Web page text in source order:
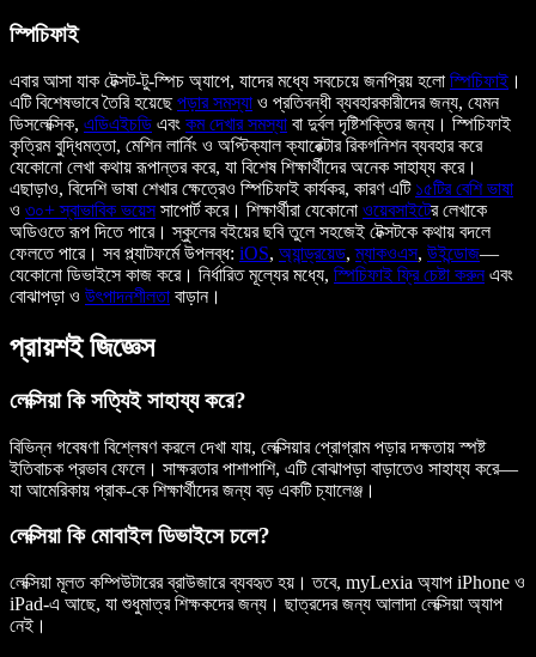
স্পিচিফাই
এবার আসা যাক টেক্সট-টু-স্পিচ অ্যাপে, যাদের মধ্যে সবচেয়ে জনপ্রিয় হলো স্পিচিফাই ।
এটি বিশেষভাবে তৈরি হয়েছেপড়ার সমস্যা ও প্রতিবন্ধী ব্যবহারকারীদের জন্য, যেমন
ডিসলেক্সিক, এডিএইচডি এবং কম দেখার সমস্যা বা দুর্বল দৃষ্টিশক্তির জন্য। স্পিচিফাই
কৃত্রিম বুদ্ধিমত্তা, মেশিন লার্নিং ও অপ্টিক্যাল ক্যারেক্টার রিকগনিশন ব্যবহার করে
যেকোনো লেখা কথায় রূপান্তর করে, যা বিশেষ শিক্ষার্থীদের অনেক সাহায্য করে।
এছাড়াও, বিদেশি ভাষা শেখার ক্ষেত্রেও স্পিচিফাই কার্যকর, কারণ এটি ১৫টির বেশি ভাষা
ও ৩০+ স্বাভাবিক ভয়েসসাপোর্ট করে। শিক্ষার্থীরা যেকোনো ওয়েবসাইটের লেখাকে
অডিওতে রূপ দিতে পারে। স্কুলের বইয়ের ছবি তুলে সহজেই টেক্সটকে কথায় বদলে
ফেলতে পারে। সব প্ল্যাটফর্মে উপলব্ধ: iOS, অ্যান্ড্রয়েড,ম্যাকওএস, উইন্ডোজ—
যেকোনো ডিভাইসে কাজ করে। নির্ধারিত মূল্যের মধ্যে, স্পিচিফাই ফ্রি চেষ্টা করুনএবং
বোঝাপড়া ও উৎপাদনশীলতা বাড়ান।
প্রায়শই জিজ্ঞেস
লেক্সিয়া কি সত্যিই সাহায্য করে?
বিভিন্ন গবেষণা বিশ্লেষণ করলে দেখা যায়, লেক্সিয়ার প্রোগ্রাম পড়ার দক্ষতায় স্পষ্ট
ইতিবাচক প্রভাব ফেলে। সাক্ষরতার পাশাপাশি, এটি বোঝাপড়া বাড়াতেও সাহায্য করে—
যা আমেরিকায় প্রাক-কে শিক্ষার্থীদের জন্য বড় একটি চ্যালেঞ্জ।
লেক্সিয়া কি মোবাইল ডিভাইসে চলে?
লেক্সিয়া মূলত কম্পিউটারের ব্রাউজারে ব্যবহৃত হয়। তবে, myLexia অ্যাপ iPhone ও
iPad-এ আছে, যা শুধুমাত্র শিক্ষকদের জন্য। ছাত্রদের জন্য আলাদা লেক্সিয়া অ্যাপ
নেই।